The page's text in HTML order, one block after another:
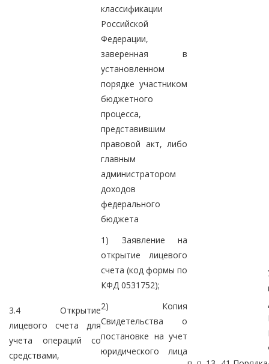
классификации
Российской
Федерации,
заверенная в
установленном
порядке участником
бюджетного
процесса,
представившим
правовой акт, либо
главным
администратором
доходов
федерального
бюджета
3.4 Открытие
лицевого счета для
учета операций со
средствами,
1) Заявление на
открытие лицевого
счета (код формы по
КФД 0531752);
2) Копия
Свидетельства о
постановке на учет
юридического лица